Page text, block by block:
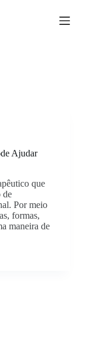
Ajudar
que
de
Por meio
formas,
maneira de